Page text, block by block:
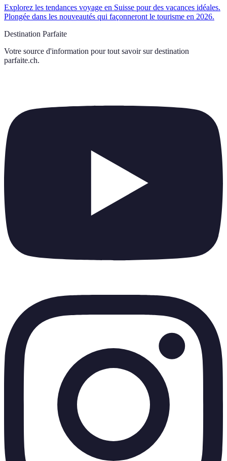
Explorez les tendances voyage en Suisse pour des vacances idéales.
Plongée dans les nouveautés qui façonneront le tourisme en 2026.
Destination Parfaite
Votre source d'information pour tout savoir sur destination
parfaite.ch.